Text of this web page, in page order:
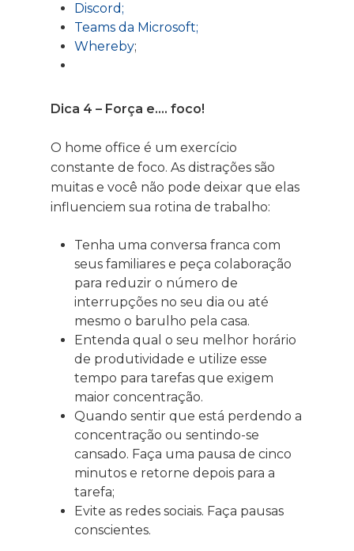
Discord;
Teams da Microsoft;
Whereby;
Dica 4 – Força e…. foco!
O home office é um exercício
constante de foco. As distrações são
muitas e você não pode deixar que elas
influenciem sua rotina de trabalho:
Tenha uma conversa franca com
seus familiares e peça colaboração
para reduzir o número de
interrupções no seu dia ou até
mesmo o barulho pela casa.
Entenda qual o seu melhor horário
de produtividade e utilize esse
tempo para tarefas que exigem
maior concentração.
Quando sentir que está perdendo a
concentração ou sentindo-se
cansado. Faça uma pausa de cinco
minutos e retorne depois para a
tarefa;
Evite as redes sociais. Faça pausas
conscientes.